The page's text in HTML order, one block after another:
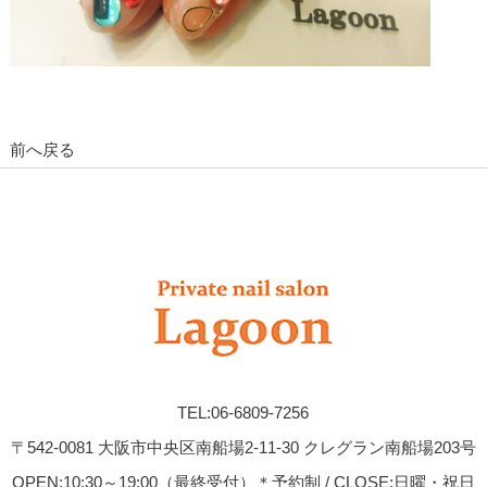
前へ戻る
TEL:06-6809-7256
〒542-0081 大阪市中央区南船場2-11-30 クレグラン南船場203号
OPEN:10:30～19:00（最終受付）＊予約制 / CLOSE:日曜・祝日